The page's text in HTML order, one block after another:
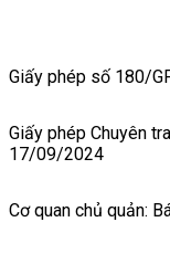
Giấy phép số 180/
Giấy phép Chuyên
17/09/2024
Cơ quan chủ quản: